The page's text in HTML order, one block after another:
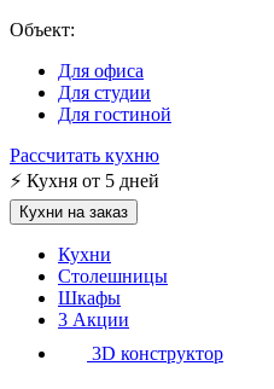
Объект:
Для офиса
Для студии
Для гостиной
Рассчитать кухню
⚡ Кухня от 5 дней
Кухни на заказ
Кухни
Столешницы
Шкафы
3 Акции
3D конструктор